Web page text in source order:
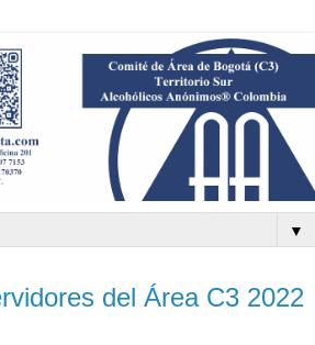
▼
del Área C3 2022